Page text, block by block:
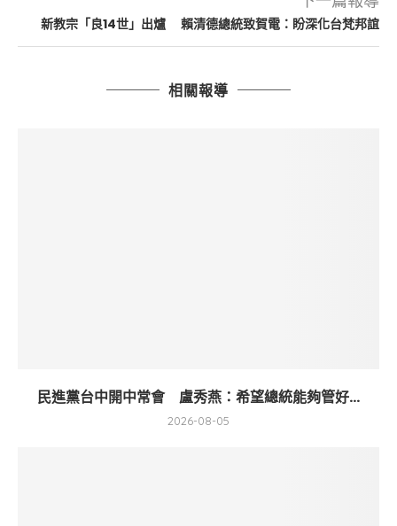
新教宗「良14世」出爐 賴清德總統致賀電：盼深化台梵邦誼
相關報導
民進黨台中開中常會 盧秀燕：希望總統能夠管好...
2026-08-05